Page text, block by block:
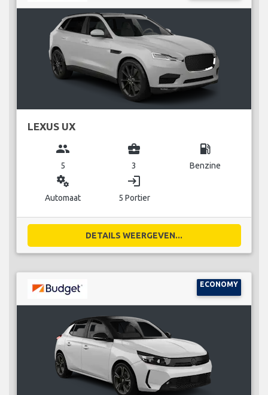
LEXUS UX
group
5
business_center
3
local_gas_station
Benzine
miscellaneous_services
Automaat
login
5 Portier
DETAILS WEERGEVEN...
ECONOMY